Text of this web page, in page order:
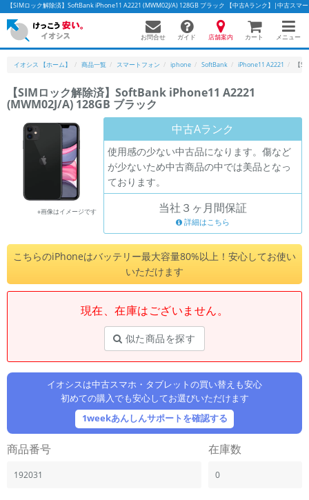
【SIMロック解除済】SoftBank iPhone11 A2221 (MWM02J/A) 128GB ブラック 【中古Aランク】|中古スマ
お問合せ ガイド 店舗案内 カート メニュー
イオシス 【ホーム】 商品一覧 スマートフォン iphone SoftBank iPhone11 A2221 【
【SIMロック解除済】SoftBank iPhone11 A2221
(MWM02J/A) 128GB ブラック
※画像はイメージです
中古Aランク
使用感の少ない中古品になります。傷など
が少ないため中古商品の中では美品となっ
ております。
当社３ヶ月間保証
詳細はこちら
こちらのiPhoneはバッテリー最大容量80%以上！安心してお使い
いただけます
現在、在庫はございません。
似た商品を探す
イオシスは中古スマホ・タブレットの買い替えも安心
初めての購入でも安心してお選びいただけます
1weekあんしんサポートを確認する
商品番号
192031
在庫数
0
かんたんパソコン検索に切り替える
フリーワード
人気の検索ワード：Let's note
「スマートフォン」「タブレット」など
シリーズ
「iPhone」「Xperia」「Galaxy」など
「Apple」「SONY」「SHARP」など
機能・特徴
商品の搭載機能による絞り込み
「5G対応」「防水」「ワンセグ」など
ドライブ
ドライブの絞り込み
ランク